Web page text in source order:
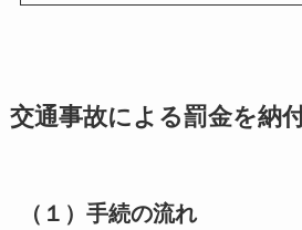
交通事故による罰金を納
（１）手続の流れ